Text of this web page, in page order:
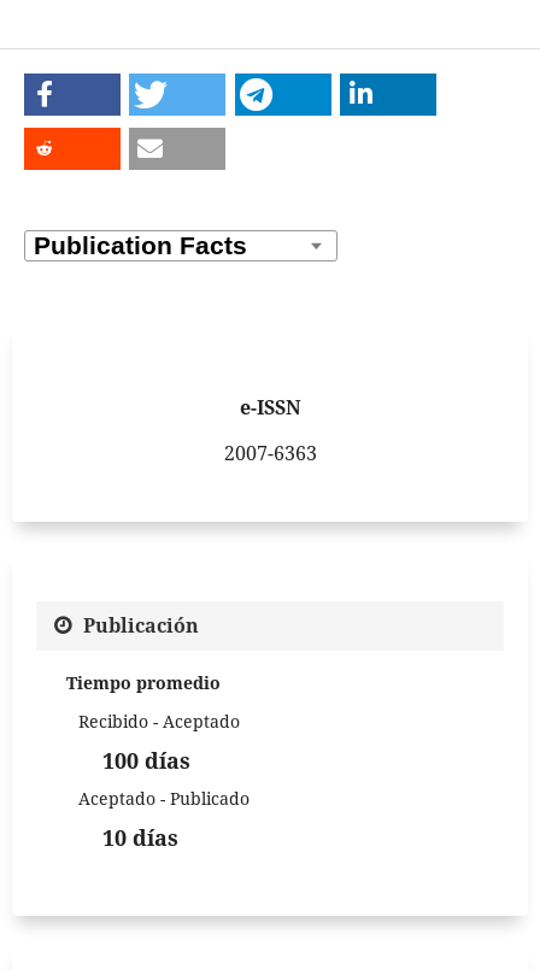
e-ISSN
2007-6363
Publicación
Tiempo promedio
Recibido - Aceptado
100 días
Aceptado - Publicado
10 días